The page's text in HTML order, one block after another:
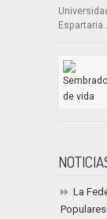
La